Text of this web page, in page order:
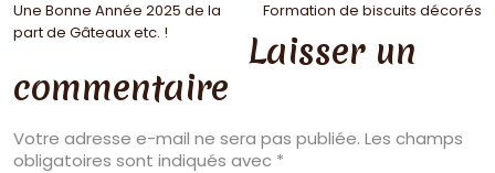
Une Bonne Année 2025 de la
part de Gâteaux etc. !
Formation de biscuits décorés
Laisser un
commentaire
Votre adresse e-mail ne sera pas publiée. Les champs
obligatoires sont indiqués avec *